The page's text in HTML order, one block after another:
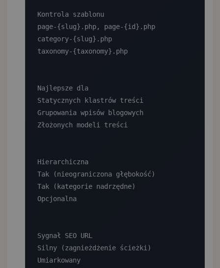
Kontrola szablonu
page-{slug}.php, page-{id}.php
category-{slug}.php
taxonomy-{taxonomy}.php
Najlepsze dla
Statycznych klastrów treści
Grupowania wpisów blogowych
Złożonych modeli treści
Hierarchiczna
Tak (nieograniczona głębokość)
Tak (kategorie nadrzędne)
Opcjonalna
Sygnał SEO URL
Silny (zagnieżdżenie ścieżki)
Umiarkowany